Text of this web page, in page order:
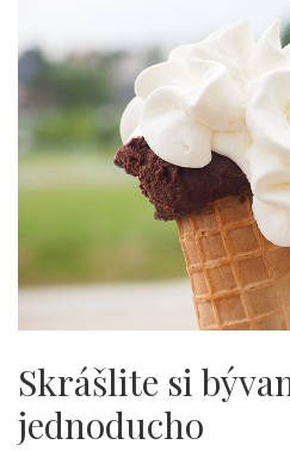
Skrášlite si
jednoducho